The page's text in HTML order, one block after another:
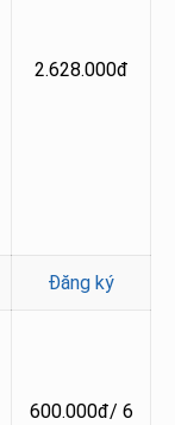
2.628.000đ
Đăng ký
600.000đ/ 6